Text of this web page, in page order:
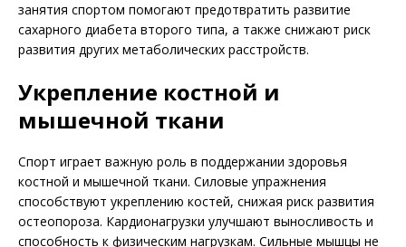
занятия спортом помогают предотвратить развитие
сахарного диабета второго типа, а также снижают риск
развития других метаболических расстройств.
Укрепление костной и
мышечной ткани
Спорт играет важную роль в поддержании здоровья
костной и мышечной ткани. Силовые упражнения
способствуют укреплению костей, снижая риск развития
остеопороза. Кардионагрузки улучшают выносливость и
способность к физическим нагрузкам. Сильные мышцы не